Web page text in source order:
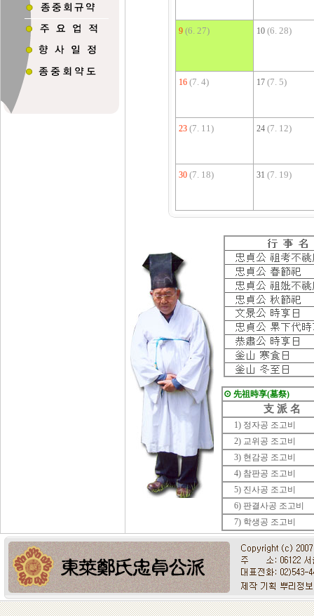
9 (6. 27) 10 (6. 28)
16 (7. 4) 17 (7. 5)
23 (7. 11) 24 (7. 12)
30 (7. 18) 31 (7. 19)
⊙ 先祖時享(墓祭)
支 派 名
1) 정자공 조고비
2) 교위공 조고비
3) 현감공 조고비
4) 참판공 조고비
5) 진사공 조고비
6) 판결사공 조고비
7) 학생공 조고비